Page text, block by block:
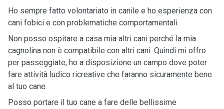
Ho sempre fatto volontariato in canile e ho esperienza con
cani fobici e con problematiche comportamentali.
Non posso ospitare a casa mia altri cani perché la mia
cagnolina non è compatibile con altri cani. Quindi mi offro
per passeggiate, ho a disposizione un campo dove poter
fare attività ludico ricreative che faranno sicuramente bene
al tuo cane.
Posso portare il tuo cane a fare delle bellissime